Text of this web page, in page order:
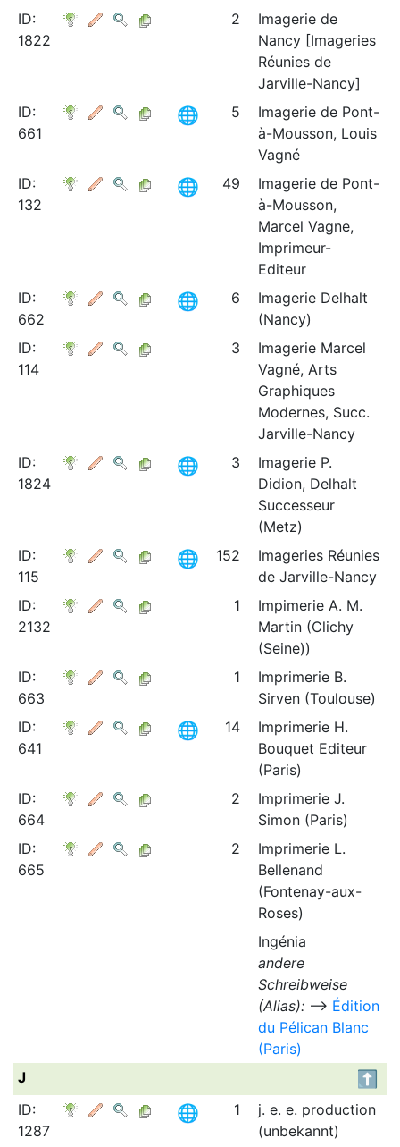
ID:
1822
2
Imagerie de
Nancy [Imageries
Réunies de
Jarville-Nancy]
ID:
661
5
Imagerie de Pont-
à-Mousson, Louis
Vagné
ID:
132
49
Imagerie de Pont-
à-Mousson,
Marcel Vagne,
Imprimeur-
Editeur
ID:
662
6
Imagerie Delhalt
(Nancy)
ID:
114
3
Imagerie Marcel
Vagné, Arts
Graphiques
Modernes, Succ.
Jarville-Nancy
ID:
1824
3
Imagerie P.
Didion, Delhalt
Successeur
(Metz)
ID:
115
152
Imageries Réunies
de Jarville-Nancy
ID:
2132
1
Impimerie A. M.
Martin (Clichy
(Seine))
ID:
663
1
Imprimerie B.
Sirven (Toulouse)
ID:
641
14
Imprimerie H.
Bouquet Editeur
(Paris)
ID:
664
2
Imprimerie J.
Simon (Paris)
ID:
665
2
Imprimerie L.
Bellenand
(Fontenay-aux-
Roses)
Ingénia
andere
Schreibweise
(Alias):⟶ Édition
du Pélican Blanc
(Paris)
J
ID:
1287
1
j. e. e. production
(unbekannt)